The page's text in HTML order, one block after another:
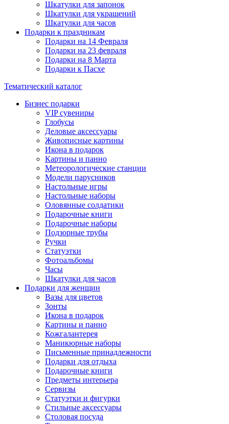
Шкатулки для запонок
Шкатулки для украшений
Шкатулки для часов
Подарки к праздникам
Подарки на 14 Февраля
Подарки на 23 февраля
Подарки на 8 Марта
Подарки к Пасхе
Тематический каталог
Бизнес подарки
VIP сувениры
Глобусы
Деловые аксессуары
Живописные картины
Икона в подарок
Картины и панно
Метеорологические станции
Модели парусников
Настольные игры
Настольные наборы
Оловянные солдатики
Подарочные книги
Подарочные наборы
Подзорные трубы
Ручки
Статуэтки
Фотоальбомы
Часы
Шкатулки для часов
Подарки для женщин
Вазы для цветов
Зонты
Икона в подарок
Картины и панно
Кожгалантерея
Маникюрные наборы
Письменные принадлежности
Подарки для отдыха
Подарочные книги
Предметы интерьера
Сервизы
Статуэтки и фигурки
Стильные аксессуары
Столовая посуда